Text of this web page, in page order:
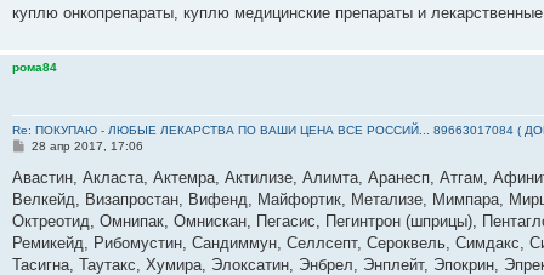
куплю онкопрепараты, куплю медицинские препараты и
рома84
Re: ПОКУПАЮ - ЛЮБЫЕ ЛЕКАРСТВА ПО ВАШИ ЦЕНА ВСЕ РОССИЙ... 89663017084 (
С
о
щ
е
и
е
28 апр 2017, 17:06
Авастин, Акласта, Актемра, Актилизе, Алимта, Аранесп, Атгам,
Велкейд, Визапростан, Вифенд, Майфортик, Метализе, Мимпара,
Октреотид, Омнипак, Омнискан, Пегасис, Пегинтрон (шприцы),
Ремикейд, Рибомустин, Сандиммун, Селлсепт, Сероквель, Симдакс,
Тасигна, Таутакс, Хумира, Элоксатин, Энбрел, Энплейт, Эпокрин,